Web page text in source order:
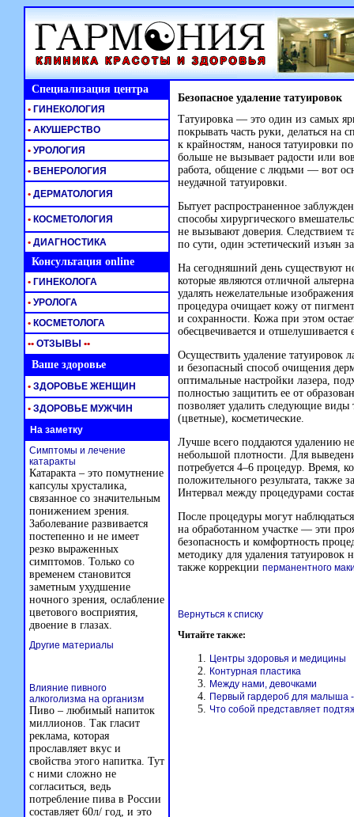
Специализация центра Безопасное удаление татуировок
Татуировка — это один из самых
покрывать часть руки, делаться на
к крайностям, нанося татуировки
больше не вызывает радости или
работа, общение с людьми — вот
неудачной татуировки.
Бытует распространенное
способы хирургического
не вызывают доверия. Следствием
по сути, один эстетический изъян
На сегодняшний день существуют
которые являются отличной
удалять нежелательные
процедура очищает кожу от
и сохранности. Кожа при этом
обесцвечивается и отшелушивается
Осуществить удаление татуировок
и безопасный способ очищения
оптимальные настройки лазера,
полностью защитить ее от
позволяет удалить следующие
(цветные), косметические.
Лучше всего поддаются удалению
небольшой плотности. Для
потребуется 4–6 процедур. Время,
положительного результата, также
Интервал между процедурами
После процедуры могут
на обработанном участке — эти
безопасность и комфортность
методику для удаления татуировок
также коррекции перманентного
Вернуться к списку
Читайте также:
Центры здоровья и медицины
Контурная пластика
Между нами, девочками
Первый гардероб для малыша
Что собой представляет
• ГИНЕКОЛОГИЯ
• АКУШЕРСТВО
• УРОЛОГИЯ
• ВЕНЕРОЛОГИЯ
• ДЕРМАТОЛОГИЯ
• КОСМЕТОЛОГИЯ
• ДИАГНОСТИКА
Консультация online
• ГИНЕКОЛОГА
• УРОЛОГА
• КОСМЕТОЛОГА
•• ОТЗЫВЫ ••
Ваше здоровье
• ЗДОРОВЬЕ ЖЕНЩИН
• ЗДОРОВЬЕ МУЖЧИН
На заметку
Симптомы и лечение
катаракты
Катаракта – это помутнение
капсулы хрусталика,
связанное со значительным
понижением зрения.
Заболевание развивается
постепенно и не имеет
резко выраженных
симптомов. Только со
временем становится
заметным ухудшение
ночного зрения, ослабление
цветового восприятия,
двоение в глазах.
Другие материалы
Влияние пивного
алкоголизма на организм
Пиво – любимый напиток
миллионов. Так гласит
реклама, которая
прославляет вкус и
свойства этого напитка. Тут
с ними сложно не
согласиться, ведь
потребление пива в России
составляет 60л/ год, и это